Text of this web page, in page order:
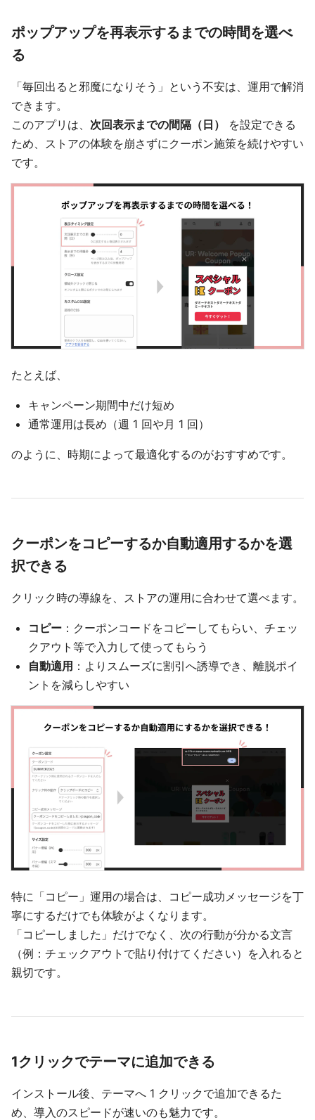
ポップアップを再表示するまでの時間を選べ
る
「毎回出ると邪魔になりそう」という不安は、運用で解消
できます。
このアプリは、 次回表示までの間隔（日）
を設定できる
ため、ストアの体験を崩さずにクーポン施策を続けやすい
です。
たとえば、
キャンペーン期間中だけ短め
通常運用は長め（週 1 回や月 1 回）
のように、時期によって最適化するのがおすすめです。
クーポンをコピーするか自動適用するかを選
択できる
クリック時の導線を、ストアの運用に合わせて選べます。
コピー ：クーポンコードをコピーしてもらい、チェッ
クアウト等で入力して使ってもらう
自動適用 ：よりスムーズに割引へ誘導でき、離脱ポイ
ントを減らしやすい
特に「コピー」運用の場合は、コピー成功メッセージを丁
寧にするだけでも体験がよくなります。
「コピーしました」だけでなく、次の行動が分かる文言
（例：チェックアウトで貼り付けてください）を入れると
親切です。
1クリックでテーマに追加できる
インストール後、テーマへ 1 クリックで追加できるた
め、導入のスピードが速いのも魅力です。